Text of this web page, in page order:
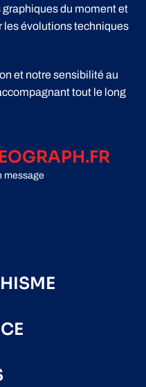
du moment et
les évolutions techniques
et notre sensibilité au
tout le long
message